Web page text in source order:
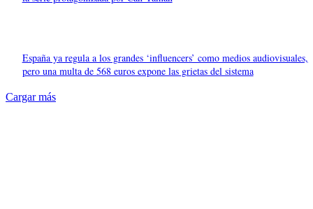
España ya regula a los grandes ‘influencers’ como medios audiovisuales,
pero una multa de 568 euros expone las grietas del sistema
Cargar más